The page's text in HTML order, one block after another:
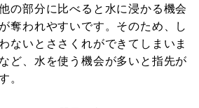
の部分に比べると水に浸かる機会
奪われやすいです。そのため、し
ないとささくれができてしまいま
ど、水を使う機会が多いと指先が
。